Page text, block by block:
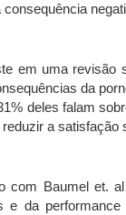
em uma revisão
da
deles falam
a
com Baumel et.
da